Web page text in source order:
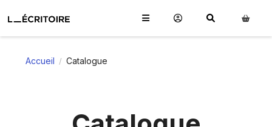
Accueil / Catalogue